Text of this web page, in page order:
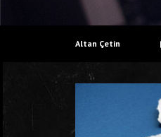
Altan Çetin